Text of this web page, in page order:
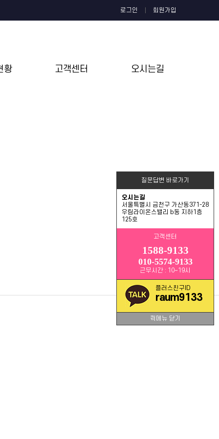
회원가입
로그인
황 고객센터 오시는길
질문답변 바로가기
오시는길
서울특별시 금천구 가산동371-28
우림라이온스밸리 b동 지하1층
125호
고객센터
1588-9133
010-5574-9133
근무시간 : 10~19시
플러스친구ID
raum9133
퀵메뉴 닫기